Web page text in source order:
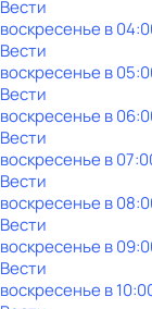
Вести
воскресенье в
Вести
воскресенье в
Вести
воскресенье в
Вести
воскресенье в
Вести
воскресенье в
Вести
воскресенье в
Вести
воскресенье в